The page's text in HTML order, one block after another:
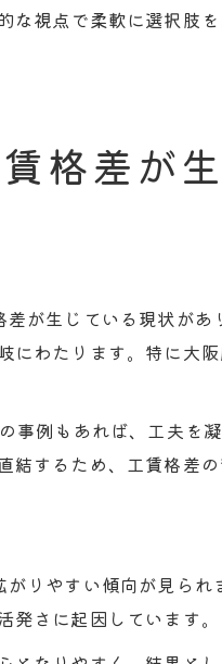
視点で柔軟に選択肢
格差が
が生じている現状が
わたります。特に大
例もあれば、工夫を
するため、工賃格差
りやすい傾向が見ら
さに起因しています。